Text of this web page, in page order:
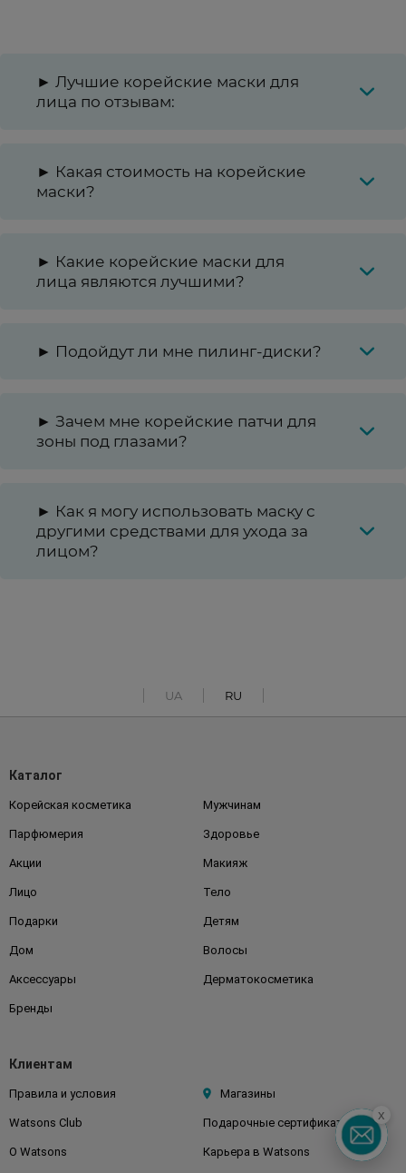
► Лучшие корейские маски для
лица по отзывам:
► Какая стоимость на корейские
маски?
► Какие корейские маски для
лица являются лучшими?
► Подойдут ли мне пилинг-диски?
► Зачем мне корейские патчи для
зоны под глазами?
► Как я могу использовать маску с
другими средствами для ухода за
лицом?
UA RU
Каталог
Корейская косметика Мужчинам
Парфюмерия Здоровье
Акции Макияж
Лицо Тело
Подарки Детям
Дом Волосы
Аксессуары Дерматокосметика
Бренды
Клиентам
Правила и условия Магазины
Watsons Club Подарочные сертификаты
О Watsons Карьера в Watsons
x